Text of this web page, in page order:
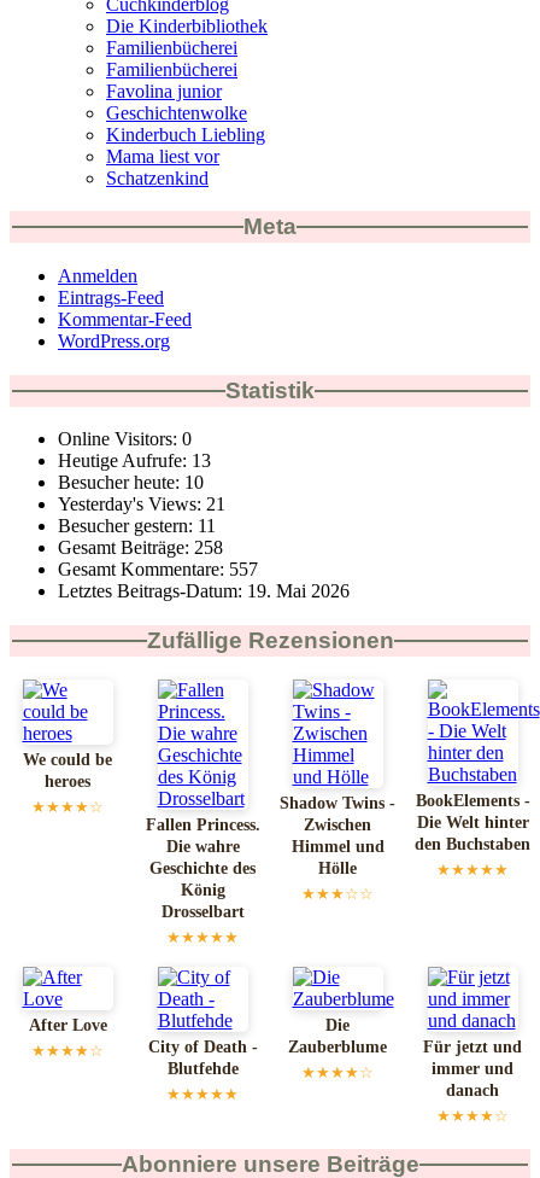
Die Kinderbibliothek
Familienbücherei
Familienbücherei
Favolina junior
Geschichtenwolke
Kinderbuch Liebling
Mama liest vor
Schatzenkind
Meta
Anmelden
Eintrags-Feed
Kommentar-Feed
WordPress.org
Statistik
Online Visitors: 0
Heutige Aufrufe: 13
Besucher heute: 10
Yesterday's Views: 21
Besucher gestern: 11
Gesamt Beiträge: 258
Gesamt Kommentare: 557
Letztes Beitrags-Datum: 19. Mai 2026
Zufällige Rezensionen
We could be
heroes
★★★★☆
Fallen Princess.
Die wahre
Geschichte des
König
Drosselbart
★★★★★
Shadow Twins -
Zwischen
Himmel und
Hölle
★★★☆☆
BookElements -
Die Welt hinter
den Buchstaben
★★★★★
After Love
★★★★☆
City of Death -
Blutfehde
★★★★★
Die
Zauberblume
★★★★☆
Für jetzt und
immer und
danach
★★★★☆
Abonniere unsere Beiträge